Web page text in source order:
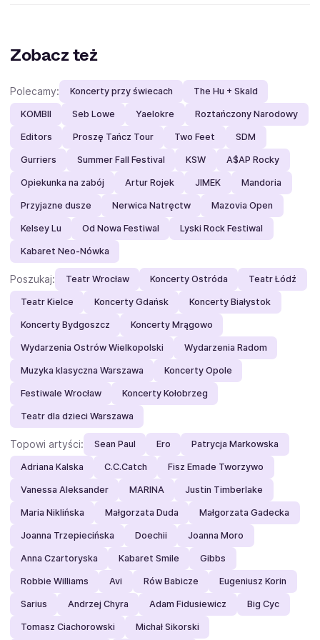
Zobacz też
Polecamy: Koncerty przy świecach The Hu + Skald
KOMBII Seb Lowe Yaelokre Roztańczony Narodowy
Editors Proszę Tańcz Tour Two Feet SDM
Gurriers Summer Fall Festival KSW A$AP Rocky
Opiekunka na zabój Artur Rojek JIMEK Mandoria
Przyjazne dusze Nerwica Natręctw Mazovia Open
Kelsey Lu Od Nowa Festiwal Lyski Rock Festiwal
Kabaret Neo-Nówka
Poszukaj: Teatr Wrocław Koncerty Ostróda Teatr Łódź
Teatr Kielce Koncerty Gdańsk Koncerty Białystok
Koncerty Bydgoszcz Koncerty Mrągowo
Wydarzenia Ostrów Wielkopolski Wydarzenia Radom
Muzyka klasyczna Warszawa Koncerty Opole
Festiwale Wrocław Koncerty Kołobrzeg
Teatr dla dzieci Warszawa
Topowi artyści: Sean Paul Ero Patrycja Markowska
Adriana Kalska C.C.Catch Fisz Emade Tworzywo
Vanessa Aleksander MARINA Justin Timberlake
Maria Niklińska Małgorzata Duda Małgorzata Gadecka
Joanna Trzepiecińska Doechii Joanna Moro
Anna Czartoryska Kabaret Smile Gibbs
Robbie Williams Avi Rów Babicze Eugeniusz Korin
Sarius Andrzej Chyra Adam Fidusiewicz Big Cyc
Tomasz Ciachorowski Michał Sikorski